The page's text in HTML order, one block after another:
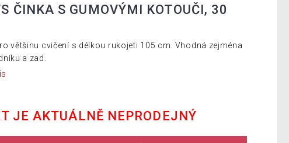
ČINKA S GUMOVÝMI KOTOUČI, 30
většinu cvičení s délkou rukojeti 105 cm. Vhodná zejména
a zad.
JE AKTUÁLNĚ NEPRODEJNÝ